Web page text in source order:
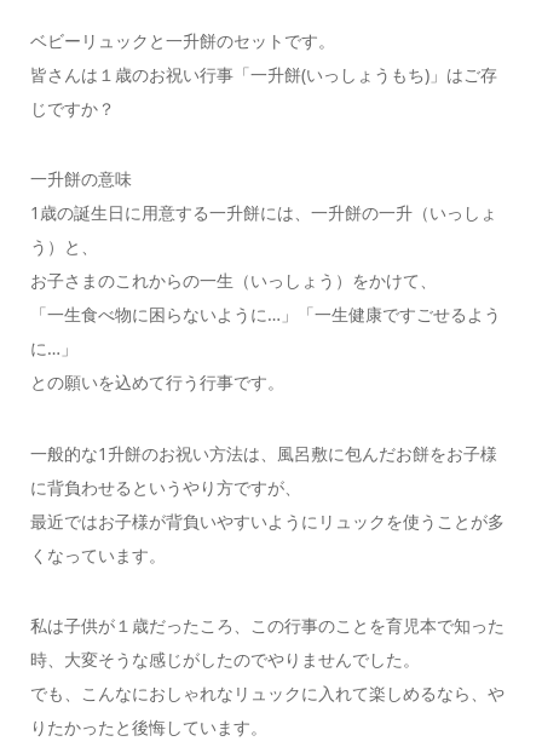
ベビーリュックと一升餅のセットです。
皆さんは１歳のお祝い行事「一升餅(いっしょうもち)」はご存
じですか？
一升餅の意味
1歳の誕生日に用意する一升餅には、一升餅の一升（いっしょ
う）と、
お子さまのこれからの一生（いっしょう）をかけて、
「一生食べ物に困らないように…」「一生健康ですごせるよう
に…」
との願いを込めて行う行事です。
一般的な1升餅のお祝い方法は、風呂敷に包んだお餅をお子様
に背負わせるというやり方ですが、
最近ではお子様が背負いやすいようにリュックを使うことが多
くなっています。
私は子供が１歳だったころ、この行事のことを育児本で知った
時、大変そうな感じがしたのでやりませんでした。
でも、こんなにおしゃれなリュックに入れて楽しめるなら、や
りたかったと後悔しています。